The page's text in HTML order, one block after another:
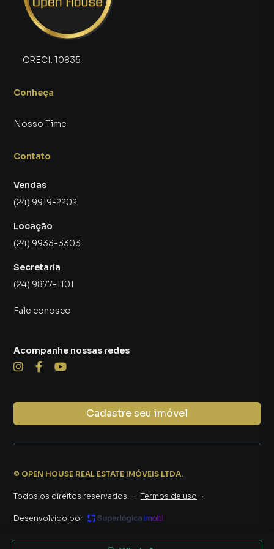
CRECI: 10835
Conheça
Nosso Time
Contato
Vendas
(24) 9919-2202
Locação
(24) 9933-3303
Secretaria
(24) 9877-1101
Fale conosco
Cadastre seu imóvel
Acompanhe nossas redes
© OPEN HOUSE REAL ESTATE IMÓVEIS LTDA.
Todos os direitos reservados. · Termos de uso ·
Desenvolvido por